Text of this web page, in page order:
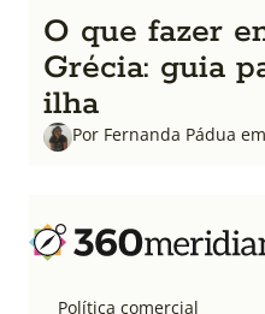
O que fazer
Grécia: guia
ilha
Por Fernanda Pádua
Política comercial